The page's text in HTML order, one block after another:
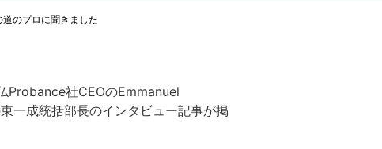
のプロに聞きました
Probance社CEOのEmmanuel
一成統括部長のインタビュー記事が掲